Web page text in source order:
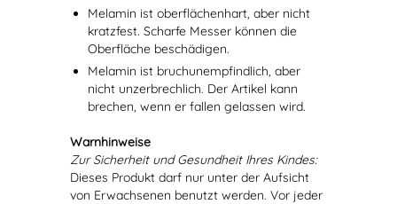
Melamin ist oberflächenhart, aber nicht
kratzfest. Scharfe Messer können die
Oberfläche beschädigen.
Melamin ist bruchunempfindlich, aber
nicht unzerbrechlich. Der Artikel kann
brechen, wenn er fallen gelassen wird.
Warnhinweise
Zur Sicherheit und Gesundheit Ihres Kindes:
Dieses Produkt darf nur unter der Aufsicht
von Erwachsenen benutzt werden. Vor jeder